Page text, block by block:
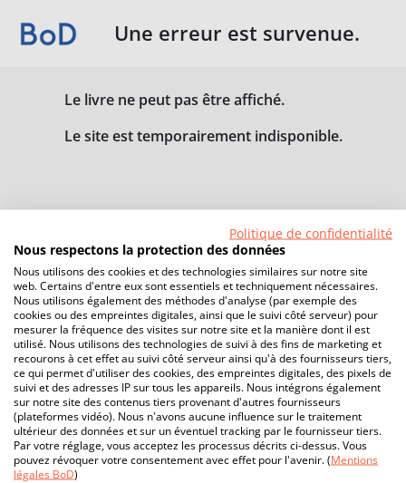
Une erreur est survenue.
Le livre ne peut pas être affiché.
Le site est temporairement indisponible.
Politique de confidentialité
Nous respectons la protection des données
Nous utilisons des cookies et des technologies similaires sur notre site
web. Certains d'entre eux sont essentiels et techniquement nécessaires.
Nous utilisons également des méthodes d'analyse (par exemple des
cookies ou des empreintes digitales, ainsi que le suivi côté serveur) pour
mesurer la fréquence des visites sur notre site et la manière dont il est
utilisé. Nous utilisons des technologies de suivi à des fins de marketing et
recourons à cet effet au suivi côté serveur ainsi qu'à des fournisseurs tiers,
ce qui permet d'utiliser des cookies, des empreintes digitales, des pixels de
suivi et des adresses IP sur tous les appareils. Nous intégrons également
sur notre site des contenus tiers provenant d'autres fournisseurs
(plateformes vidéo). Nous n'avons aucune influence sur le traitement
ultérieur des données et sur un éventuel tracking par le fournisseur tiers.
Par votre réglage, vous acceptez les processus décrits ci-dessus. Vous
pouvez révoquer votre consentement avec effet pour l'avenir. (Mentions
légales BoD)